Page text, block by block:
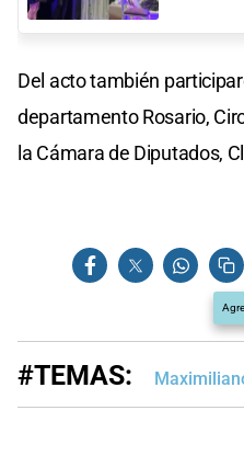
Del acto también
departamento Rosario,
la Cámara de Diputados,
#TEMAS: